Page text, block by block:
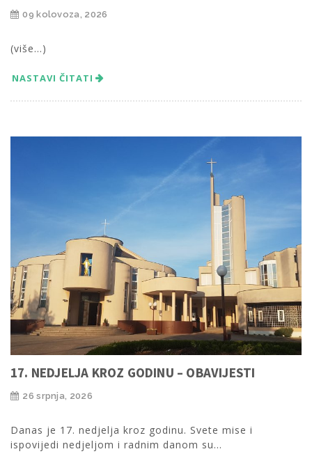
09 kolovoza, 2026
(više…)
NASTAVI ČITATI
17. NEDJELJA KROZ GODINU – OBAVIJESTI
26 srpnja, 2026
Danas je 17. nedjelja kroz godinu. Svete mise i
ispovijedi nedjeljom i radnim danom su...